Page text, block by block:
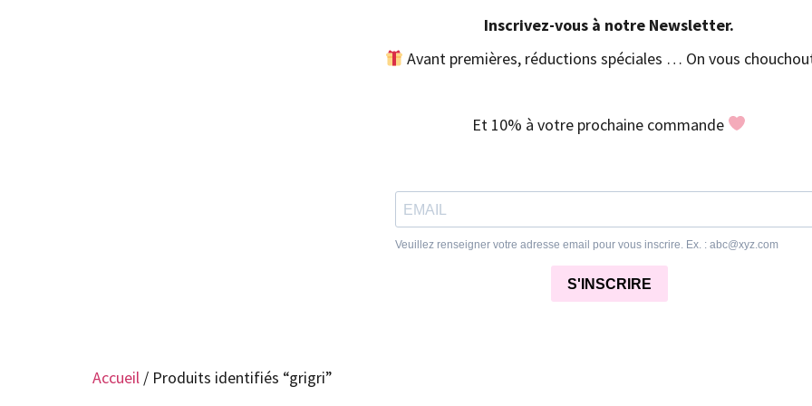
Inscrivez-vous à notre Newsletter.
Avant premières, réductions spéciales … On vous
Et 10% à votre prochaine commande
Accueil / Produits identifiés “grigri”